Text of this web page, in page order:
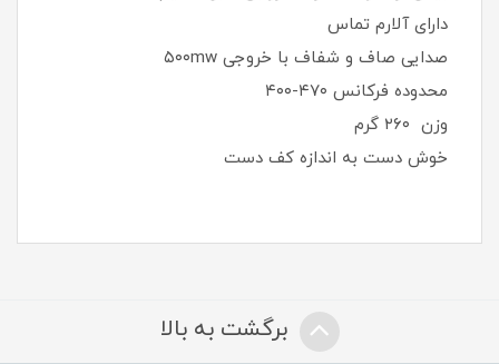
دارای آلارم تماس
صدایی صاف و شفاف با خروجی ۵۰۰mw
محدوده فرکانس ۴۷۰-۴۰۰
وزن ۲۶۰ گرم
خوش دست به اندازه کف دست
برگشت به بالا